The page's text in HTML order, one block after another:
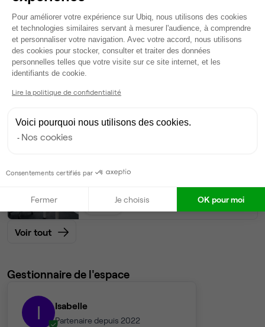
7 670 €
Dispo
Bureau privé• 3ème étage
10postes • 50 m²
Dispo
8 postes • 40 m²
Dispo
Voir tout
Gestionnaire de l'espace
I Isabelle
Partenaire depuis 2022
Plateforme de Gestion du
Pour améliorer votre expérience sur Ubiq, nous utilisons des cookies
et technologies similaires servant à mesurer l'audience, à comprendre
et personnaliser votre navigation. Avec votre accord, nous utilisons
des cookies pour stocker, consulter et traiter des données
personnelles telles que votre visite sur ce site internet, et les
identifiants de cookie.
Lire la politique de confidentialité
Voici pourquoi nous utilisons des cookies.
Nos cookies
Consentements certifiés par
Fermer Je choisis OK pour moi